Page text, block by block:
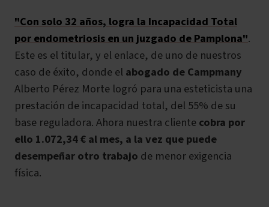
"Con solo 32 años, logra la Incapacidad Total
por endometriosis en un juzgado de Pamplona".
Este es el titular, y el enlace, de uno de nuestros
caso de éxito, donde el abogado de Campmany
Alberto Pérez Morte logró para una esteticista una
prestación de incapacidad total, del 55% de su
base reguladora. Ahora nuestra clientecobra por
ello 1.072,34 € al mes, a la vez que puede
desempeñar otro trabajo de menor exigencia
física.